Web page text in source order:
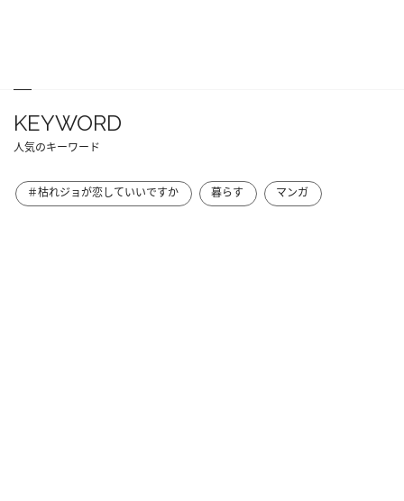
KEYWORD
人気のキーワード
＃枯れジョが恋していいですか 暮らす マンガ